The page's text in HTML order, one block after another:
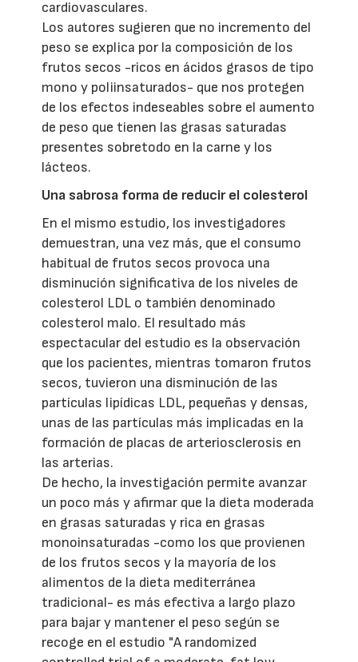
cardiovasculares.
Los autores sugieren que no incremento del
peso se explica por la composición de los
frutos secos -ricos en ácidos grasos de tipo
mono y poliinsaturados- que nos protegen
de los efectos indeseables sobre el aumento
de peso que tienen las grasas saturadas
presentes sobretodo en la carne y los
lácteos.
Una sabrosa forma de reducir el colesterol
En el mismo estudio, los investigadores
demuestran, una vez más, que el consumo
habitual de frutos secos provoca una
disminución significativa de los niveles de
colesterol LDL o también denominado
colesterol malo. El resultado más
espectacular del estudio es la observación
que los pacientes, mientras tomaron frutos
secos, tuvieron una disminución de las
partículas lipídicas LDL, pequeñas y densas,
unas de las partículas más implicadas en la
formación de placas de arteriosclerosis en
las arterias.
De hecho, la investigación permite avanzar
un poco más y afirmar que la dieta moderada
en grasas saturadas y rica en grasas
monoinsaturadas -como los que provienen
de los frutos secos y la mayoría de los
alimentos de la dieta mediterránea
tradicional- es más efectiva a largo plazo
para bajar y mantener el peso según se
recoge en el estudio "A randomized